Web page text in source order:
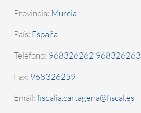
Provincia: Murcia
País: España
Teléfono: 968326262 968326263
Fax: 968326259
Email:fiscalia.cartagena@fiscal.es